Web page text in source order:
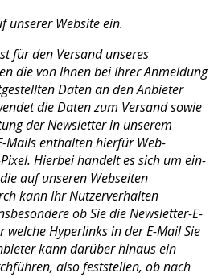
unserer Website ein.
für den Versand unseres
die von Ihnen bei Ihrer Anmeldung
Daten an den Anbieter
die Daten zum Versand sowie
der Newsletter in unserem
Mails enthalten hierfür Web-
Hierbei handelt es sich um ein-
auf unseren Webseiten
kann Ihr Nutzerverhalten
ob Sie die Newsletter-E-
Hyperlinks in der E-Mail Sie
kann darüber hinaus ein
also feststellen, ob nach